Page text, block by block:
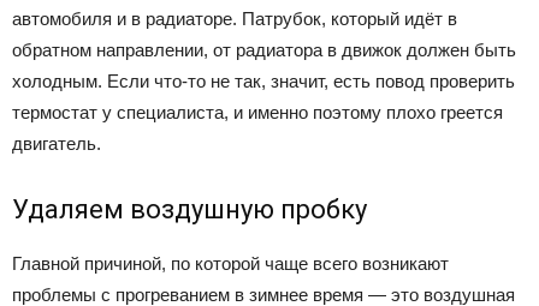
автомобиля и в радиаторе. Патрубок, который идёт в
обратном направлении, от радиатора в движок должен быть
холодным. Если что-то не так, значит, есть повод проверить
термостат у специалиста, и именно поэтому плохо греется
двигатель.
Удаляем воздушную пробку
Главной причиной, по которой чаще всего возникают
проблемы с прогреванием в зимнее время — это воздушная